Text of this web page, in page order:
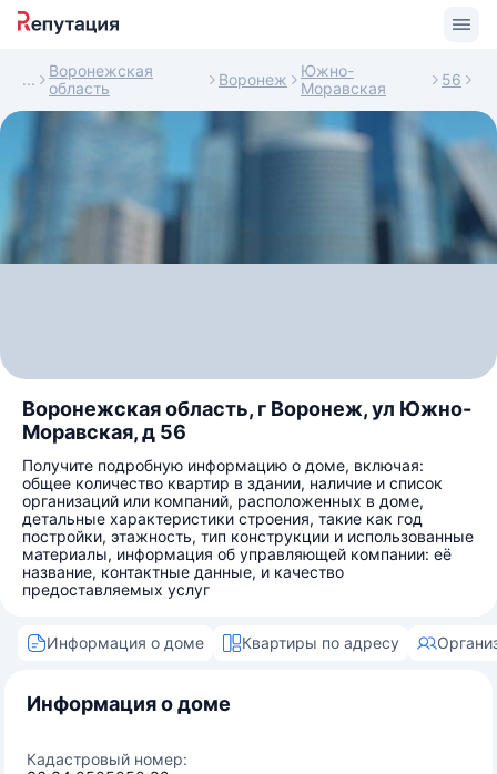
Воронежская
область
Воронеж
Южно-
Моравская
56
Воронежская область, г Воронеж, ул Южно-
Моравская, д 56
Получите подробную информацию о доме, включая:
общее количество квартир в здании, наличие и список
организаций или компаний, расположенных в доме,
детальные характеристики строения, такие как год
постройки, этажность, тип конструкции и использованные
материалы, информация об управляющей компании: её
название, контактные данные, и качество
предоставляемых услуг
Информация о доме Квартиры по адресу
Информация о доме
Кадастровый номер: